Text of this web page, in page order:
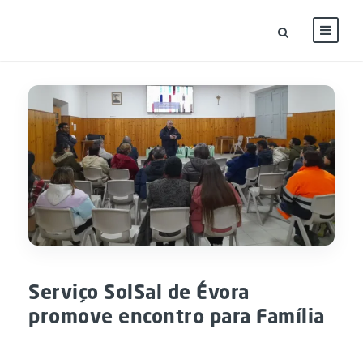
Serviço SolSal de Évora
promove encontro para Família